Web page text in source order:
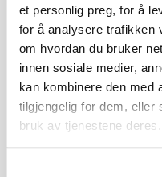
et personlig preg, for å
for å analysere trafikken
om hvordan du bruker
innen sosiale medier,
kan kombinere den med
tilgjengelig for dem, eller
bruk av tjenestene deres.